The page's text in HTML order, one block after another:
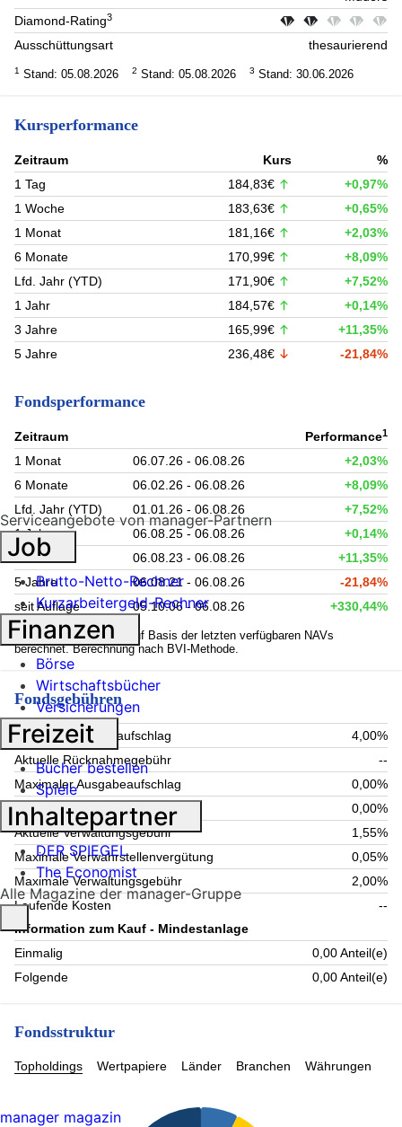
Diamond-Rating3
Ausschüttungsart thesaurierend
1 Stand: 05.08.2026 2 Stand: 05.08.2026 3 Stand: 30.06.2026
Kursperformance
Zeitraum Kurs
%
1 Tag
184,83€
+0,97%
1 Woche
183,63€
+0,65%
1 Monat
181,16€
+2,03%
6 Monate
170,99€
+8,09%
Lfd. Jahr (YTD)
171,90€
+7,52%
1 Jahr
184,57€
+0,14%
3 Jahre
165,99€
+11,35%
5 Jahre
236,48€ -21,84%
Fondsperformance
Zeitraum Performance1
1 Monat 06.07.26 - 06.08.26
+2,03%
6 Monate
06.02.26 - 06.08.26
+8,09%
Lfd. Jahr (YTD)
01.01.26 - 06.08.26
+7,52%
1 Jahr
06.08.25 - 06.08.26
+0,14%
3 Jahre
06.08.23 - 06.08.26
+11,35%
5 Jahre
06.08.21 - 06.08.26
-21,84%
seit Auflage
05.10.06 - 06.08.26 +330,44%
1
Kennzahlen werden auf Basis der letzten verfügbaren NAVs
berechnet. Berechnung nach BVI-Methode.
Fondsgebühren
Aktueller Ausgabeaufschlag
4,00%
Aktuelle Rücknahmegebühr
--
Maximaler Ausgabeaufschlag
0,00%
Maximale Rücknahmegebühr
0,00%
Aktuelle Verwaltungsgebühr
1,55%
Maximale Verwahrstellenvergütung
0,05%
Maximale Verwaltungsgebühr
2,00%
Laufende Kosten
--
Information zum Kauf - Mindestanlage
Einmalig
0,00 Anteil(e)
Folgende
0,00 Anteil(e)
Fondsstruktur
Topholdings Wertpapiere Länder Branchen Währungen
Serviceangebote von manager-Partnern
Job
Brutto-Netto-Rechner
Kurzarbeitergeld-Rechner
Finanzen
Börse
Wirtschaftsbücher
Versicherungen
Freizeit
Bücher bestellen
Spiele
Inhaltepartner
DER SPIEGEL
The Economist
Alle Magazine der manager-Gruppe
manager magazin